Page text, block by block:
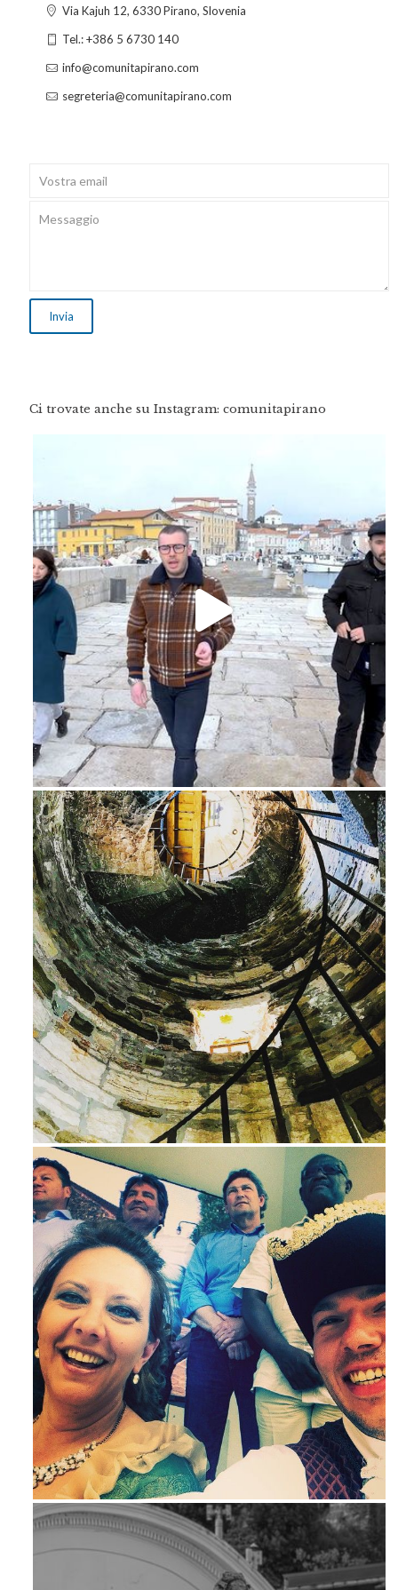
Via Kajuh 12, 6330 Pirano, Slovenia
Tel.: +386 5 6730 140
info@comunitapirano.com
segreteria@comunitapirano.com
Ci trovate anche su Instagram: comunitapirano
Feb 16
Ago 3
Mag 23